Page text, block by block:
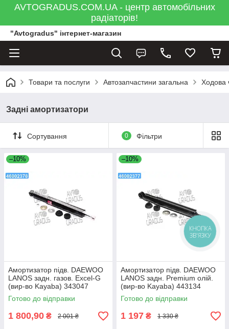
AVTOGRADUS.COM.UA - центр автомобільних
радіаторів!
"Avtogradus" інтернет-магазин
Товари та послуги Автозапчастини загальна Ходова
Задні амортизатори
Сортування 0 Фільтри
–10%
Амортизатор підв. DAEWOO
LANOS задн. газов. Excel-G
(вир-во Kayaba) 343047
Готово до відправки
1 800,90 ₴ 2 001 ₴
–10%
Амортизатор підв. DAEWOO
LANOS задн. Premium олій.
(вир-во Kayaba) 443134
Готово до відправки
1 197 ₴ 1 330 ₴
КНОПКА
ЗВ'ЯЗКУ